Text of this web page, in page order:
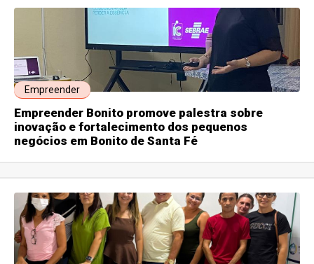
Empreender
Empreender Bonito promove palestra sobre
inovação e fortalecimento dos pequenos
negócios em Bonito de Santa Fé